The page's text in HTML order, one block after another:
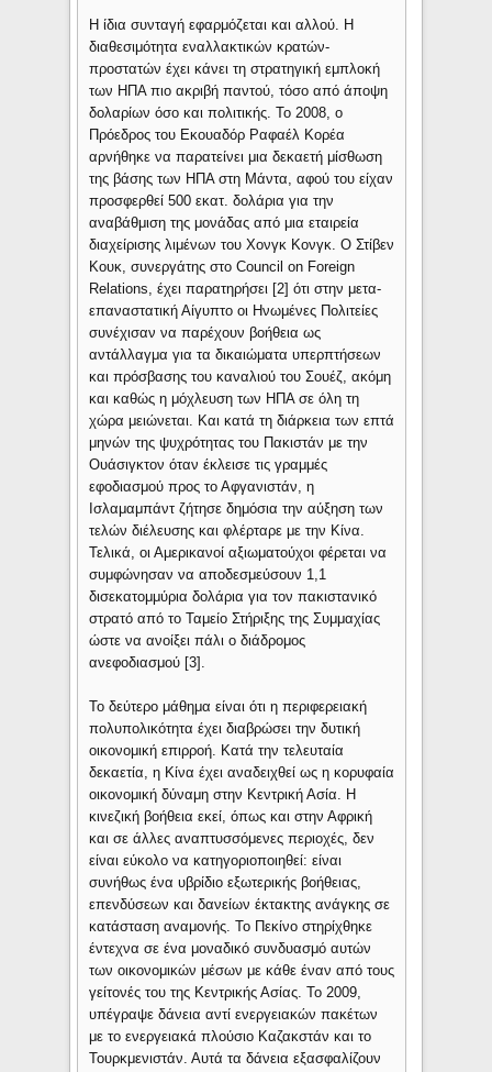
Η ίδια συνταγή εφαρμόζεται και αλλού. Η
διαθεσιμότητα εναλλακτικών κρατών-
προστατών έχει κάνει τη στρατηγική εμπλοκή
των ΗΠΑ πιο ακριβή παντού, τόσο από άποψη
δολαρίων όσο και πολιτικής. Το 2008, ο
Πρόεδρος του Εκουαδόρ Ραφαέλ Κορέα
αρνήθηκε να παρατείνει μια δεκαετή μίσθωση
της βάσης των ΗΠΑ στη Μάντα, αφού του είχαν
προσφερθεί 500 εκατ. δολάρια για την
αναβάθμιση της μονάδας από μια εταιρεία
διαχείρισης λιμένων του Χονγκ Κονγκ. Ο Στίβεν
Κουκ, συνεργάτης στο Council on Foreign
Relations, έχει παρατηρήσει [2] ότι στην μετα-
επαναστατική Αίγυπτο οι Ηνωμένες Πολιτείες
συνέχισαν να παρέχουν βοήθεια ως
αντάλλαγμα για τα δικαιώματα υπερπτήσεων
και πρόσβασης του καναλιού του Σουέζ, ακόμη
και καθώς η μόχλευση των ΗΠΑ σε όλη τη
χώρα μειώνεται. Και κατά τη διάρκεια των επτά
μηνών της ψυχρότητας του Πακιστάν με την
Ουάσιγκτον όταν έκλεισε τις γραμμές
εφοδιασμού προς το Αφγανιστάν, η
Ισλαμαμπάντ ζήτησε δημόσια την αύξηση των
τελών διέλευσης και φλέρταρε με την Κίνα.
Τελικά, οι Αμερικανοί αξιωματούχοι φέρεται να
συμφώνησαν να αποδεσμεύσουν 1,1
δισεκατομμύρια δολάρια για τον πακιστανικό
στρατό από το Ταμείο Στήριξης της Συμμαχίας
ώστε να ανοίξει πάλι ο διάδρομος
ανεφοδιασμού [3].
Το δεύτερο μάθημα είναι ότι η περιφερειακή
πολυπολικότητα έχει διαβρώσει την δυτική
οικονομική επιρροή. Κατά την τελευταία
δεκαετία, η Κίνα έχει αναδειχθεί ως η κορυφαία
οικονομική δύναμη στην Κεντρική Ασία. Η
κινεζική βοήθεια εκεί, όπως και στην Αφρική
και σε άλλες αναπτυσσόμενες περιοχές, δεν
είναι εύκολο να κατηγοριοποιηθεί: είναι
συνήθως ένα υβρίδιο εξωτερικής βοήθειας,
επενδύσεων και δανείων έκτακτης ανάγκης σε
κατάσταση αναμονής. Το Πεκίνο στηρίχθηκε
έντεχνα σε ένα μοναδικό συνδυασμό αυτών
των οικονομικών μέσων με κάθε έναν από τους
γείτονές του της Κεντρικής Ασίας. Το 2009,
υπέγραψε δάνεια αντί ενεργειακών πακέτων
με το ενεργειακά πλούσιο Καζακστάν και το
Τουρκμενιστάν. Αυτά τα δάνεια εξασφαλίζουν